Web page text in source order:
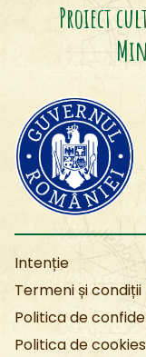
Proiect
Intenție
Termeni și condiții
Politica de
Politica de cookies